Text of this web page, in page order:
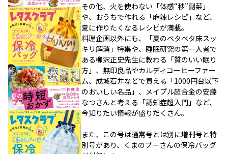
その他、火を使わない「体感“秒”副菜」
や、おうちで作れる「麻辣レシピ」など、
夏に作りたくなるレシピが満載。
料理企画以外にも、「夏のベタベタ床スッ
キリ解消」特集や、睡眠研究の第一人者で
ある柳沢正史先生に教わる「質のいい眠り
方」、無印良品やカルディコーヒーファー
ム、成城石井などで買える「1000円台以下
のおいしい名品」、メイプル超合金の安藤
なつさんと考える「認知症超入門」など、
今知りたい情報が盛りだくさん。
また、この号は通常号とは別に増刊号と特
別号があり、くまのプーさんの保冷バッグ